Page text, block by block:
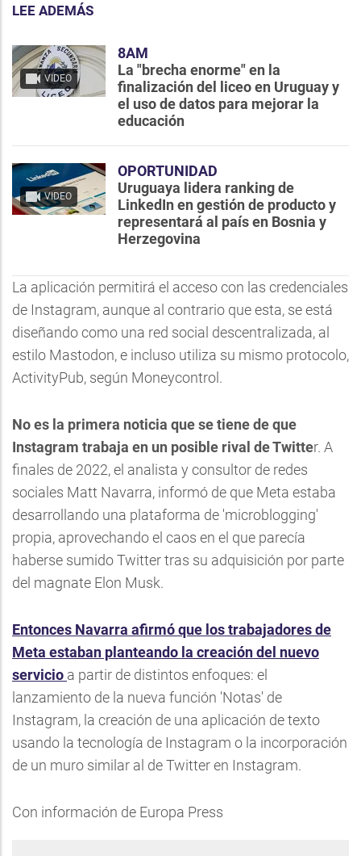
LEE ADEMÁS
VIDEO
8AM
La "brecha enorme" en la
finalización del liceo en Uruguay y
el uso de datos para mejorar la
educación
VIDEO
OPORTUNIDAD
Uruguaya lidera ranking de
LinkedIn en gestión de producto y
representará al país en Bosnia y
Herzegovina
La aplicación permitirá el acceso con las credenciales
de Instagram, aunque al contrario que esta, se está
diseñando como una red social descentralizada, al
estilo Mastodon, e incluso utiliza su mismo protocolo,
ActivityPub, según Moneycontrol.
No es la primera noticia que se tiene de que
Instagram trabaja en un posible rival de Twitter. A
finales de 2022, el analista y consultor de redes
sociales Matt Navarra, informó de que Meta estaba
desarrollando una plataforma de 'microblogging'
propia, aprovechando el caos en el que parecía
haberse sumido Twitter tras su adquisición por parte
del magnate Elon Musk.
Entonces Navarra afirmó que los trabajadores de
Meta estaban planteando la creación del nuevo
servicio a partir de distintos enfoques: el
lanzamiento de la nueva función 'Notas' de
Instagram, la creación de una aplicación de texto
usando la tecnología de Instagram o la incorporación
de un muro similar al de Twitter en Instagram.
Con información de Europa Press